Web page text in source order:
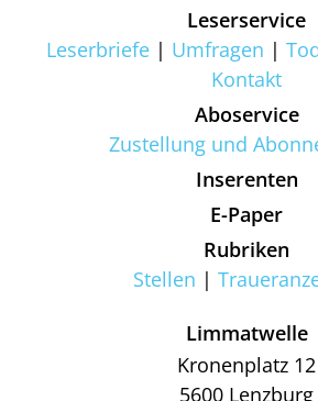
Leserservice
Leserbriefe
Umfragen
Kontakt
Aboservice
Zustellung und
Inserenten
E-Paper
Rubriken
Stellen
Limmatwelle
Kronenplatz 12
5600 Lenzburg